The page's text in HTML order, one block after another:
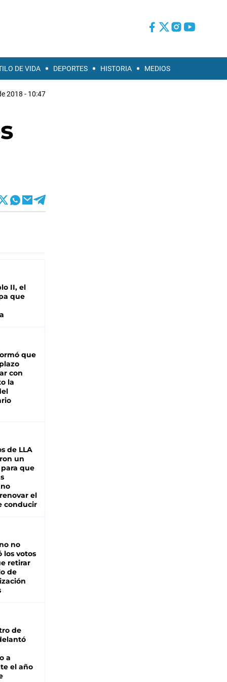
DE VIDA DEPORTES HISTORIA MEDIOS
2018 - 10:47
II, el
que
que
con
la
de LLA
un
que
el
conducir
no
los votos
retirar
de
de
a
el año